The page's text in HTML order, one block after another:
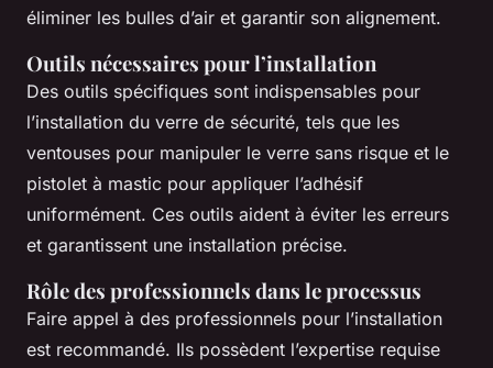
éliminer les bulles d’air et garantir son alignement.
Outils nécessaires pour l’installation
Des outils spécifiques sont indispensables pour
l’installation du verre de sécurité, tels que les
ventouses pour manipuler le verre sans risque et le
pistolet à mastic pour appliquer l’adhésif
uniformément. Ces outils aident à éviter les erreurs
et garantissent une installation précise.
Rôle des professionnels dans le processus
Faire appel à des professionnels pour l’installation
est recommandé. Ils possèdent l’expertise requise